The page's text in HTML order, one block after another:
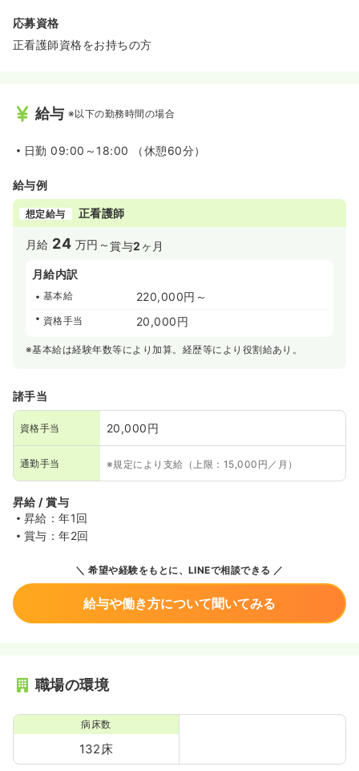
応募資格
正看護師資格をお持ちの方
給与 ※以下の勤務時間の場合
日勤 09:00～18:00 （休憩60分）
給与例
想定給与 正看護師
月給 24 万円～賞与2 ヶ月
月給内訳
基本給 220,000円～
資格手当 20,000円
※基本給は経験年数等により加算。経歴等により役割給あり。
諸手当
資格手当 20,000円
通勤手当 ※規定により支給（上限：15,000円／月）
昇給 / 賞与
昇給：年1回
賞与：年2回
希望や経験をもとに、LINEで相談できる
給与や働き方について聞いてみる
職場の環境
病床数
132床